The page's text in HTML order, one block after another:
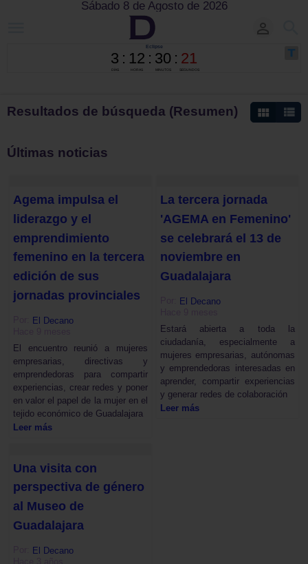
Sábado 8 de Agosto de 2026
Resultados de búsqueda (Resumen)
Últimas noticias
Agema impulsa el
liderazgo y el
emprendimiento
femenino en la tercera
edición de sus
jornadas provinciales
El Decano
El encuentro reunió a mujeres
empresarias, directivas y
emprendedoras para compartir
experiencias, crear redes y poner
en valor el papel de la mujer en el
tejido económico de Guadalajara
Leer más
La tercera jornada
'AGEMA en Femenino'
se celebrará el 13 de
noviembre en
Guadalajara
El Decano
Estará abierta a toda la
ciudadanía, especialmente a
mujeres empresarias, autónomas
y emprendedoras interesadas en
aprender, compartir experiencias
y generar redes de colaboración
Leer más
Una visita con
perspectiva de género
al Museo de
Guadalajara
El Decano